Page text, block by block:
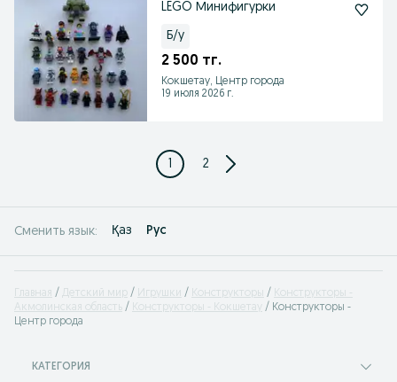
LEGO Минифигурки
Б/у
2 500 тг.
Кокшетау, Центр города
19 июля 2026 г.
1 2
Сменить язык: Қаз Рус
Главная Детский мир Игрушки Конструкторы
Конструкторы -
Акмолинская область
Конструкторы - Кокшетау
Конструкторы -
Центр города
КАТЕГОРИЯ